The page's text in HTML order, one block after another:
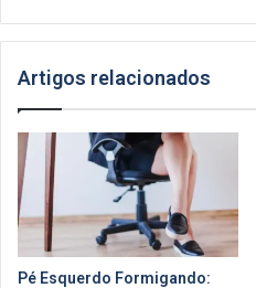
Artigos relacionados
Pé Esquerdo Formigando: